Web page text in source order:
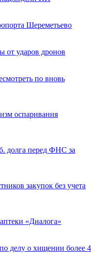
Шереметьево
от ударов дронов
по вновь
оспаривания
долга перед ФНС за
закупок без учета
«Диалога»
делу о хищении более 4